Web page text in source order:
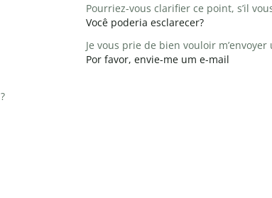
Pourriez-vous clarifier ce point, s’il
Você poderia esclarecer?
Je vous prie de bien vouloir m’envoyer
Por favor, envie-me um e-mail